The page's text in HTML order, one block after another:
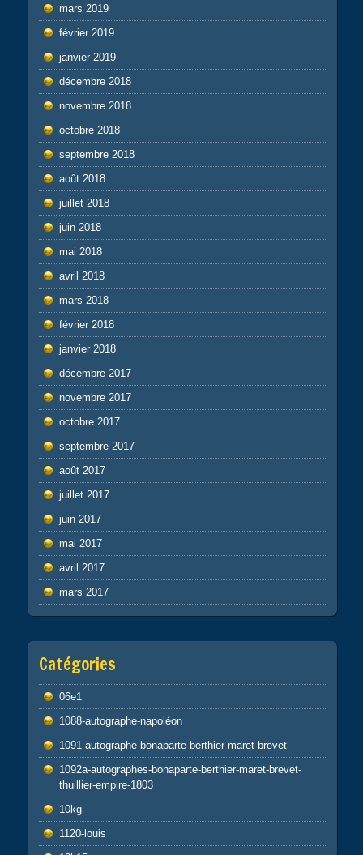
mars 2019
février 2019
janvier 2019
décembre 2018
novembre 2018
octobre 2018
septembre 2018
août 2018
juillet 2018
juin 2018
mai 2018
avril 2018
mars 2018
février 2018
janvier 2018
décembre 2017
novembre 2017
octobre 2017
septembre 2017
août 2017
juillet 2017
juin 2017
mai 2017
avril 2017
mars 2017
Catégories
06e1
1088-autographe-napoléon
1091-autographe-bonaparte-berthier-maret-brevet
1092a-autographes-bonaparte-berthier-maret-brevet-
thuillier-empire-1803
10kg
1120-louis